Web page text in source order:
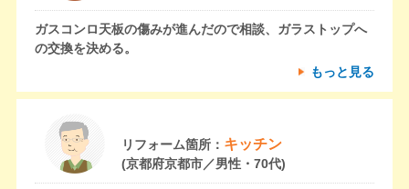
ガスコンロ天板の傷みが進んだので相談、ガラストップへ
の交換を決める。
もっと見る
リフォーム箇所： キッチン
(京都府京都市／男性・70代)